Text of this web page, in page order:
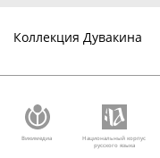
Коллекция Дувакина
Викимедиа
Национальный корпус
русского языка